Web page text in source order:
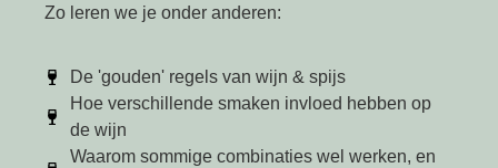
Zo leren we je onder anderen:
De 'gouden' regels van wijn & spijs
Hoe verschillende smaken invloed hebben op
de wijn
Waarom sommige combinaties wel werken, en